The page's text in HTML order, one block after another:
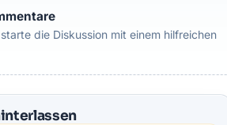
die Diskussion mit einem hilfreichen